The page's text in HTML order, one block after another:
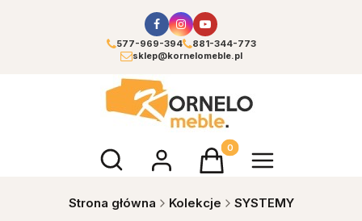
577-969-394
881-344-773
sklep@kornelomeble.pl
Otwórz wyszukiwarkęProdukty w koszyku: 0.
Strona główna Kolekcje SYSTEMY